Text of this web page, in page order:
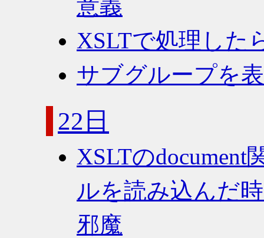
意義
XSLTで処理した
サブグループを
22日
XSLTの
ルを読み込んだ
邪魔